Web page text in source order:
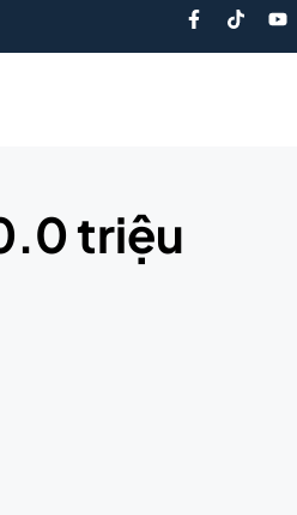
triệu